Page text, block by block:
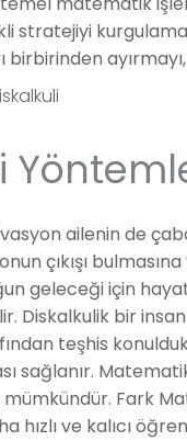
ailenin de
çıkışı
geleceği için
Diskalkulik bir
teşhis
sağlanır.
Fark
hızlı ve kalıcı